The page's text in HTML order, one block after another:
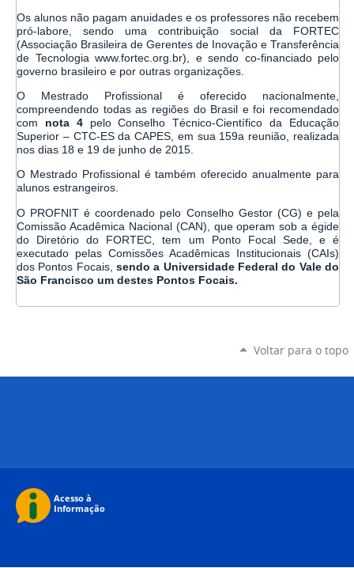
Os alunos não pagam anuidades e os professores não recebem
pró-labore, sendo uma contribuição social da FORTEC
(Associação Brasileira de Gerentes de Inovação e Transferência
de Tecnologia www.fortec.org.br), e sendo co-financiado pelo
governo brasileiro e por outras organizações.
O Mestrado Profissional é oferecido nacionalmente,
compreendendo todas as regiões do Brasil e foi recomendado
com nota 4pelo Conselho Técnico-Científico da Educação
Superior – CTC-ES da CAPES, em sua 159a reunião , realizada
nos dias 18 e 19 de junho de 2015.
O Mestrado Profissional é também oferecido anualmente para
alunos estrangeiros.
O PROFNIT é coordenado pelo Conselho Gestor (CG) e pela
Comissão Acadêmica Nacional (CAN), que operam sob a égide
do Diretório do FORTEC , tem um Ponto Focal Sede, e é
executado pelas Comissões Acadêmicas Institucionais (CAIs)
dos Pontos Focais, sendo a Universidade Federal do Vale do
São Francisco um destes Pontos Focais.
Voltar para o topo